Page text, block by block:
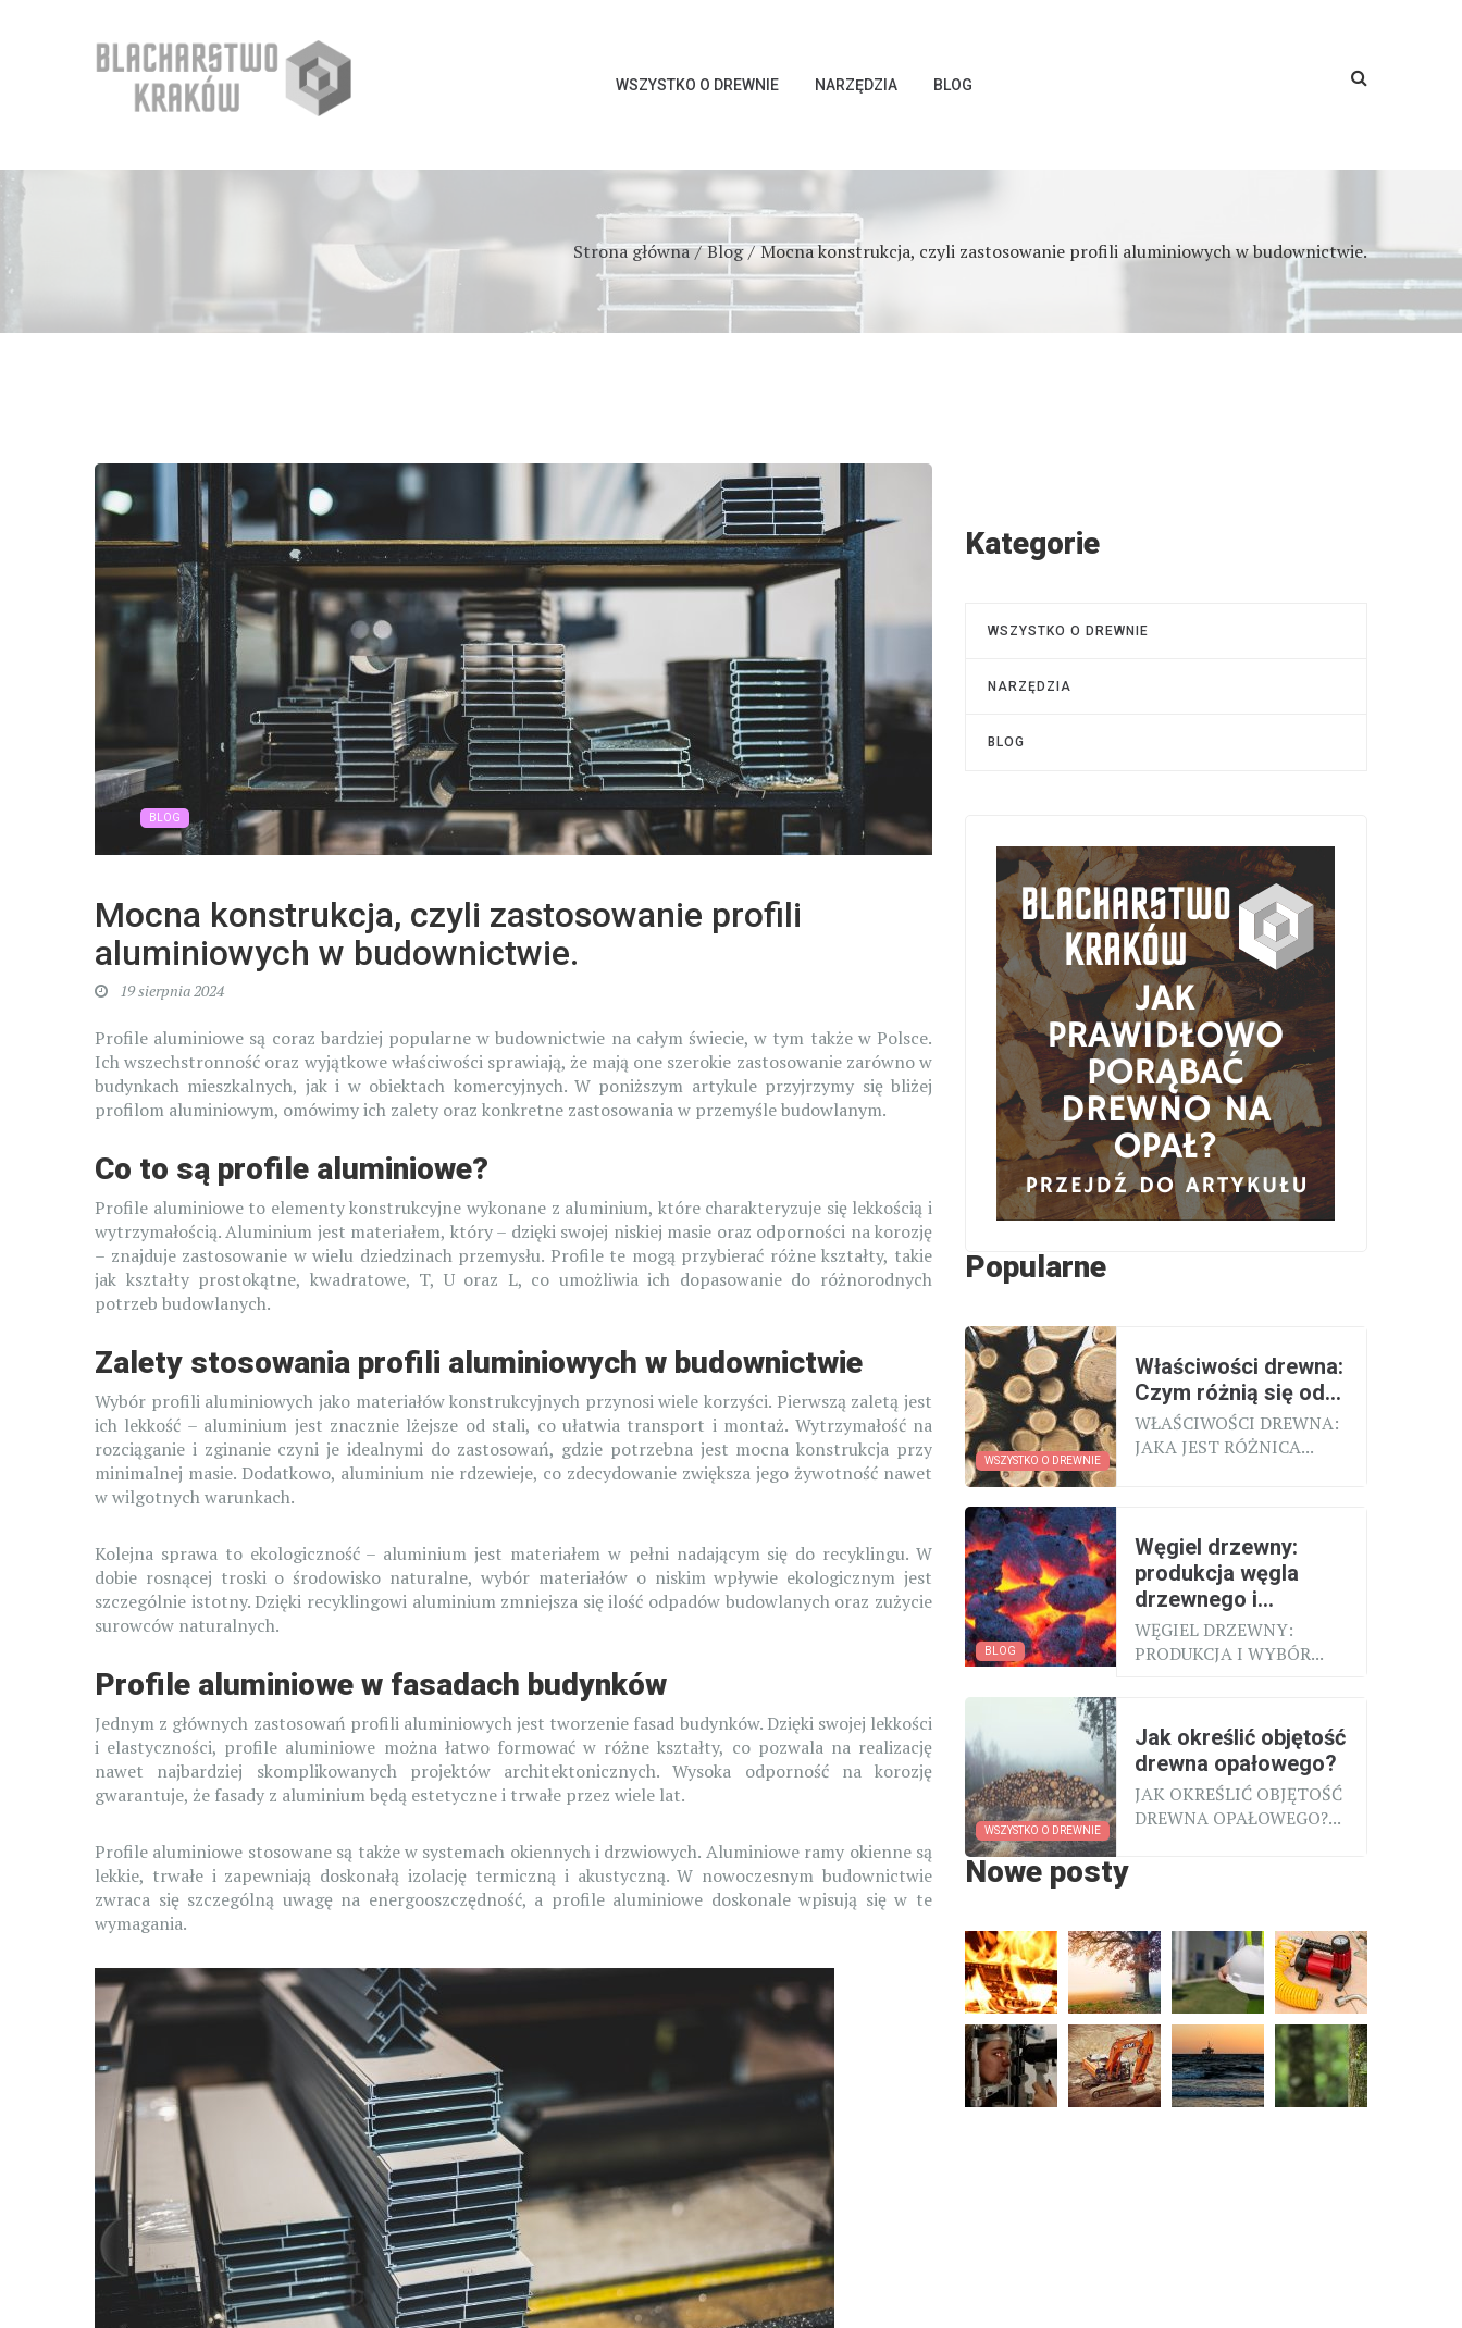
WSZYSTKO O DREWNIE NARZĘDZIA BLOG
Strona główna Blog Mocna konstrukcja, czyli zastosowanie profili aluminiowych w budownictwie.
BLOG
Mocna konstrukcja, czyli zastosowanie profili
aluminiowych w budownictwie.
19 sierpnia 2024
Profile aluminiowe są coraz bardziej popularne w budownictwie na całym świecie, w tym także w Polsce.
Ich wszechstronność oraz wyjątkowe właściwości sprawiają, że mają one szerokie zastosowanie zarówno w
budynkach mieszkalnych, jak i w obiektach komercyjnych. W poniższym artykule przyjrzymy się bliżej
profilom aluminiowym, omówimy ich zalety oraz konkretne zastosowania w przemyśle budowlanym.
Co to są profile aluminiowe?
Profile aluminiowe to elementy konstrukcyjne wykonane z aluminium, które charakteryzuje się lekkością i
wytrzymałością. Aluminium jest materiałem, który – dzięki swojej niskiej masie oraz odporności na korozję
– znajduje zastosowanie w wielu dziedzinach przemysłu. Profile te mogą przybierać różne kształty, takie
jak kształty prostokątne, kwadratowe, T, U oraz L, co umożliwia ich dopasowanie do różnorodnych
potrzeb budowlanych.
Zalety stosowania profili aluminiowych w budownictwie
Wybór profili aluminiowych jako materiałów konstrukcyjnych przynosi wiele korzyści. Pierwszą zaletą jest
ich lekkość – aluminium jest znacznie lżejsze od stali, co ułatwia transport i montaż. Wytrzymałość na
rozciąganie i zginanie czyni je idealnymi do zastosowań, gdzie potrzebna jest mocna konstrukcja przy
minimalnej masie. Dodatkowo, aluminium nie rdzewieje, co zdecydowanie zwiększa jego żywotność nawet
w wilgotnych warunkach.
Kolejna sprawa to ekologiczność – aluminium jest materiałem w pełni nadającym się do recyklingu. W
dobie rosnącej troski o środowisko naturalne, wybór materiałów o niskim wpływie ekologicznym jest
szczególnie istotny. Dzięki recyklingowi aluminium zmniejsza się ilość odpadów budowlanych oraz zużycie
surowców naturalnych.
Profile aluminiowe w fasadach budynków
Jednym z głównych zastosowań profili aluminiowych jest tworzenie fasad budynków. Dzięki swojej lekkości
i elastyczności, profile aluminiowe można łatwo formować w różne kształty, co pozwala na realizację
nawet najbardziej skomplikowanych projektów architektonicznych. Wysoka odporność na korozję
gwarantuje, że fasady z aluminium będą estetyczne i trwałe przez wiele lat.
Profile aluminiowe stosowane są także w systemach okiennych i drzwiowych. Aluminiowe ramy okienne są
lekkie, trwałe i zapewniają doskonałą izolację termiczną i akustyczną. W nowoczesnym budownictwie
zwraca się szczególną uwagę na energooszczędność, a profile aluminiowe doskonale wpisują się w te
wymagania.
Kategorie
WSZYSTKO O DREWNIE
NARZĘDZIA
BLOG
Popularne
WSZYSTKO O DREWNIE
Właściwości drewna:
Czym różnią się od...
WŁAŚCIWOŚCI DREWNA:
JAKA JEST RÓŻNICA...
BLOG
Węgiel drzewny:
produkcja węgla
drzewnego i...
WĘGIEL DRZEWNY:
PRODUKCJA I WYBÓR...
WSZYSTKO O DREWNIE
Jak określić objętość
drewna opałowego?
JAK OKREŚLIĆ OBJĘTOŚĆ
DREWNA OPAŁOWEGO?...
Nowe posty